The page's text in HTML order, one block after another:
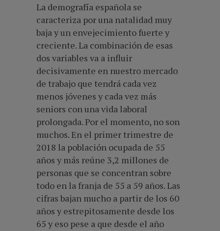
La demografía española se
caracteriza por una natalidad muy
baja y un envejecimiento fuerte y
creciente. La combinación de esas
dos variables va a influir
decisivamente en nuestro mercado
de trabajo que tendrá cada vez
menos jóvenes y cada vez más
seniors con una vida laboral
prolongada. Por el momento, no son
muchos. En el primer trimestre de
2018 la población ocupada de 55
años y más reúne 3,2 millones de
personas que se concentran sobre
todo en la franja de 55 a 59 años. Las
cifras bajan mucho a partir de los 60
años y estrepitosamente desde los
65 y eso pese a que desde el año